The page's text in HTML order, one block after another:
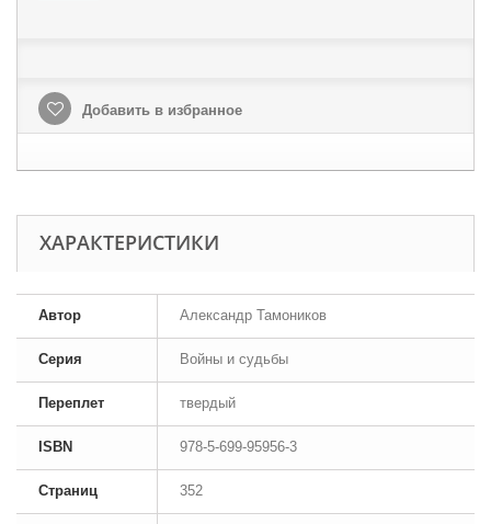
Добавить в избранное
ХАРАКТЕРИСТИКИ
Автор Александр Тамоников
Серия Войны и судьбы
Переплет твердый
ISBN 978-5-699-95956-3
Страниц 352